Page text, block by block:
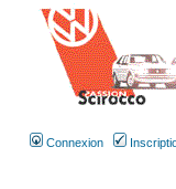
Connexion